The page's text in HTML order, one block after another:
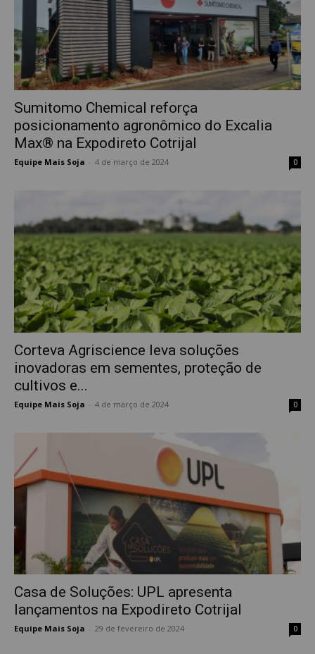
Sumitomo Chemical reforça
posicionamento agronômico do Excalia
Max® na Expodireto Cotrijal
Equipe Mais Soja 4 de março de 2024 0
Corteva Agriscience leva soluções
inovadoras em sementes, proteção de
cultivos e...
Equipe Mais Soja 4 de março de 2024 0
Casa de Soluções: UPL apresenta
lançamentos na Expodireto Cotrijal
Equipe Mais Soja 29 de fevereiro de 2024 0